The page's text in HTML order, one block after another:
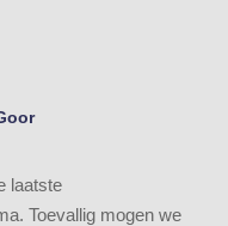
laatste
Toevallig mogen we